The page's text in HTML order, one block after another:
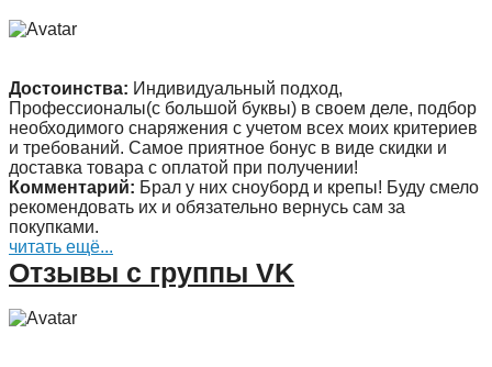
Достоинства: Индивидуальный подход,
Профессионалы(с большой буквы) в своем деле, подбор
необходимого снаряжения с учетом всех моих критериев
и требований. Самое приятное бонус в виде скидки и
доставка товара с оплатой при получении!
Комментарий: Брал у них сноуборд и крепы! Буду смело
рекомендовать их и обязательно вернусь сам за
покупками.
читать ещё...
Отзывы с группы VK